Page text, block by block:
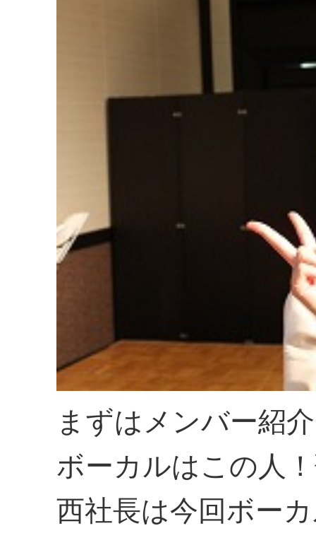
まずはメンバー紹
ボーカルはこの人
西社長は今回ボー